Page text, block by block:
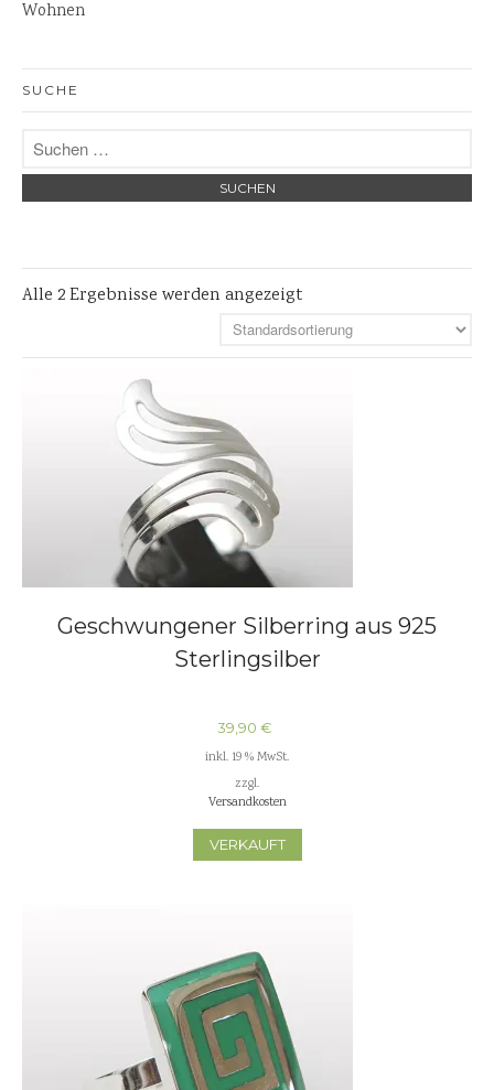
Pflanzschalen
Steinschalen
Wohnen
SUCHE
Alle 2 Ergebnisse werden angezeigt
Geschwungener Silberring aus 925
Sterlingsilber
39,90 €
inkl. 19 % MwSt.
zzgl.
Versandkosten
VERKAUFT